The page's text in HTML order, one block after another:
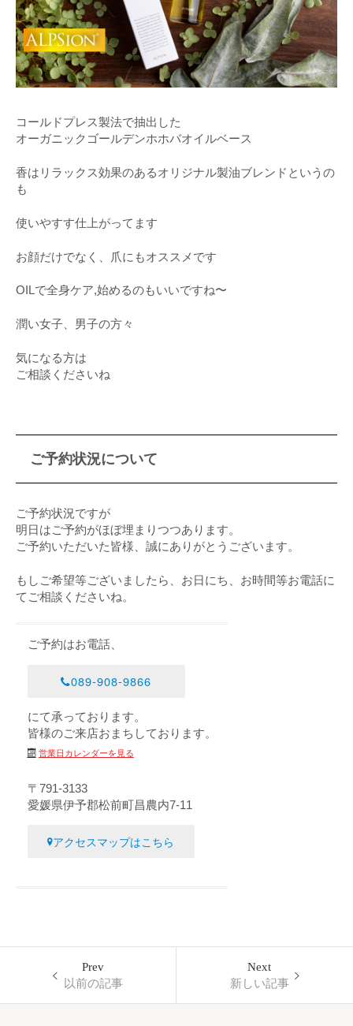
コールドプレス製法で抽出した
オーガニックゴールデンホホバオイルベース
香はリラックス効果のあるオリジナル製油ブレンドというの
も
使いやすす仕上がってます
お顔だけでなく、爪にもオススメです
OILで全身ケア,始めるのもいいですね〜
潤い女子、男子の方々
気になる方は
ご相談くださいね
ご予約状況について
ご予約状況ですが
明日はご予約がほぼ埋まりつつあります。
ご予約いただいた皆様、誠にありがとうございます。
もしご希望等ございましたら、お日にち、お時間等お電話に
てご相談くださいね。
ご予約はお電話、
089-908-9866
にて承っております。
皆様のご来店おまちしております。
営業日カレンダーを見る
〒791-3133
愛媛県伊予郡松前町昌農内7-11
アクセスマップはこちら
Prev
以前の記事
Next
新しい記事